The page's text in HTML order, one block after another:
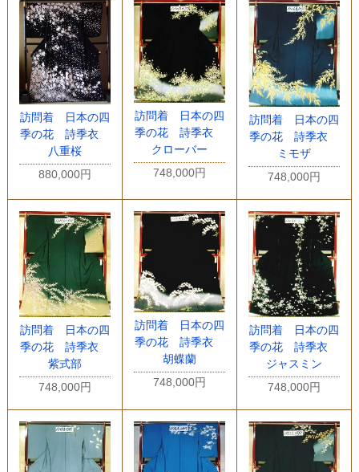
訪問着 日本の四
季の花 詩季衣
八重桜
880,000円
訪問着 日本の四
季の花 詩季衣
クローバー
748,000円
訪問着 日本の四
季の花 詩季衣
ミモザ
748,000円
訪問着 日本の四
季の花 詩季衣
紫式部
748,000円
訪問着 日本の四
季の花 詩季衣
胡蝶蘭
748,000円
訪問着 日本の四
季の花 詩季衣
ジャスミン
748,000円